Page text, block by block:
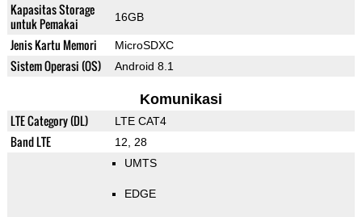
Kapasitas Storage
untuk Pemakai
16GB
Jenis Kartu Memori MicroSDXC
Sistem Operasi (OS) Android 8.1
Komunikasi
LTE Category (DL) LTE CAT4
Band LTE 12, 28
UMTS
EDGE